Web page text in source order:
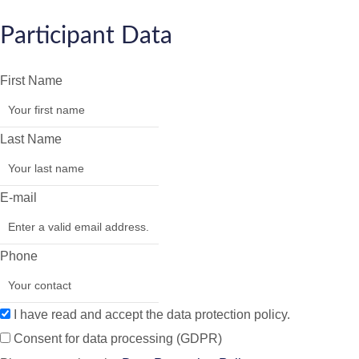
Participant Data
First Name
Last Name
E-mail
Phone
I have read and accept the data protection policy.
Consent for data processing (GDPR)